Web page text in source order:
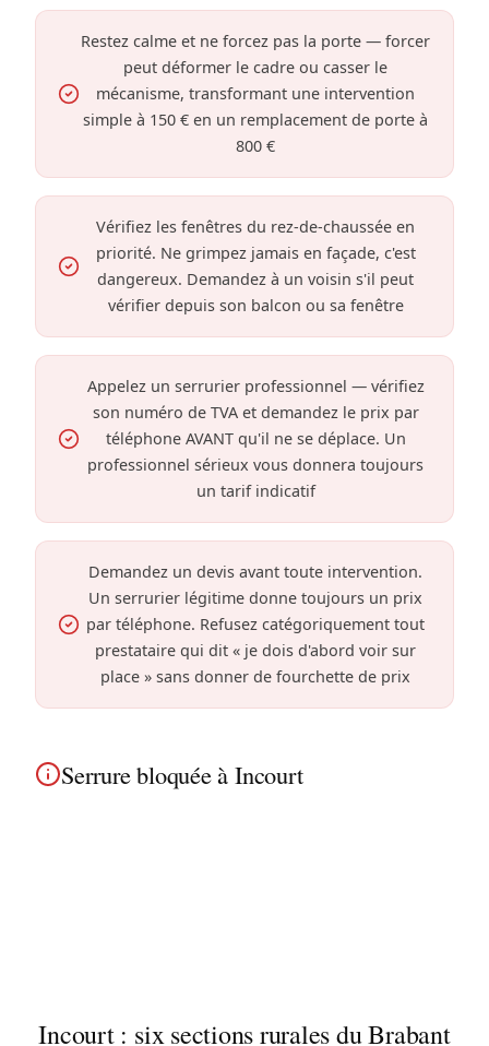
Restez calme et ne forcez pas la porte — forcer
peut déformer le cadre ou casser le
mécanisme, transformant une intervention
simple à 150 € en un remplacement de porte à
800 €
Vérifiez les fenêtres du rez-de-chaussée en
priorité. Ne grimpez jamais en façade, c'est
dangereux. Demandez à un voisin s'il peut
vérifier depuis son balcon ou sa fenêtre
Appelez un serrurier professionnel — vérifiez
son numéro de TVA et demandez le prix par
téléphone AVANT qu'il ne se déplace. Un
professionnel sérieux vous donnera toujours
un tarif indicatif
Demandez un devis avant toute intervention.
Un serrurier légitime donne toujours un prix
par téléphone. Refusez catégoriquement tout
prestataire qui dit « je dois d'abord voir sur
place » sans donner de fourchette de prix
Serrure bloquée à Incourt
Incourt : six sections rurales du Brabant